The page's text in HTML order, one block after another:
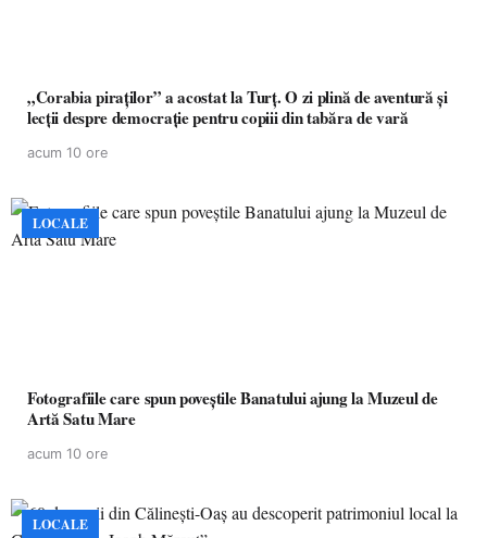
„Corabia piraților” a acostat la Turț. O zi plină de aventură și
lecții despre democrație pentru copiii din tabăra de vară
acum 10 ore
LOCALE
Fotografiile care spun poveștile Banatului ajung la Muzeul de
Artă Satu Mare
acum 10 ore
LOCALE